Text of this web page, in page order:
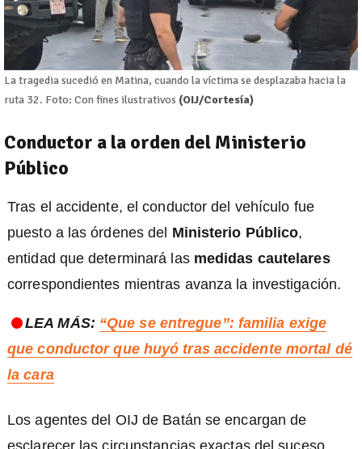
La tragedia sucedió en Matina, cuando la víctima se desplazaba hacia la
ruta 32. Foto: Con fines ilustrativos (OIJ/Cortesía)
Conductor a la orden del Ministerio
Público
Tras el accidente, el conductor del vehículo fue
puesto a las órdenes del Ministerio Público,
entidad que determinará las medidas cautelares
correspondientes mientras avanza la investigación.
LEA MÁS: “Que se entregue”: familia exige
que conductor que huyó tras accidente mortal dé
la cara
Los agentes del OIJ de Batán se encargan de
esclarecer las circunstancias exactas del suceso,